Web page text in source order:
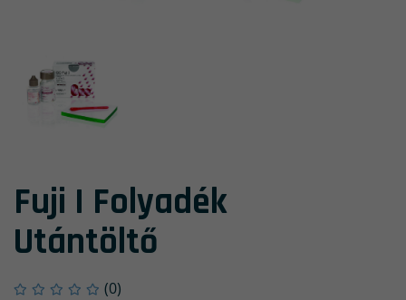
Fuji I Folyadék
Utántöltő
(0)